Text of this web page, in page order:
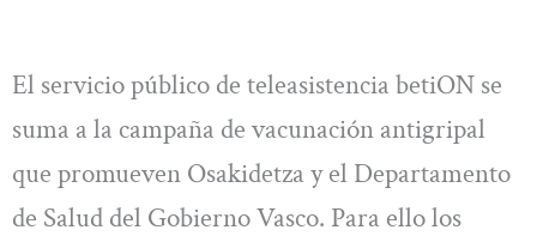
El servicio público de teleasistencia betiON se
suma a la campaña de vacunación antigripal
que promueven Osakidetza y el Departamento
de Salud del Gobierno Vasco. Para ello los